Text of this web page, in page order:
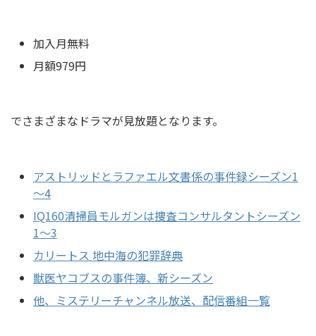
加入月無料
月額979円
でさまざまなドラマが見放題となります。
アストリッドとラファエル文書係の事件録シーズン1
～4
IQ160清掃員モルガンは捜査コンサルタントシーズン
1～3
カリートス 地中海の犯罪辞典
獣医ヤコブスの事件簿、新シーズン
他、ミステリーチャンネル放送、配信番組一覧